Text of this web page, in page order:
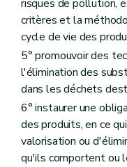
risques de pollution,
critères et la
cycle de vie des
5° promouvoir des
l'élimination des
dans les déchets
6° instaurer une
des produits, en ce
valorisation ou
qu'ils comportent ou